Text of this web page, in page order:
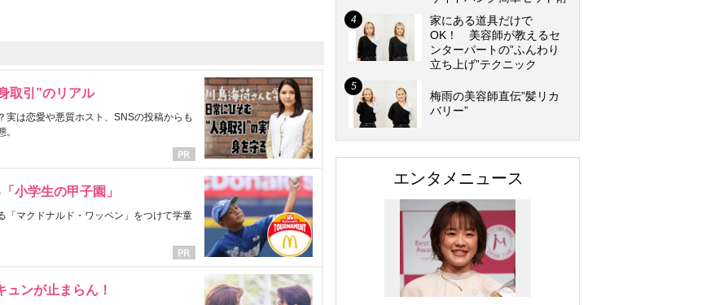
取引”のリアル
実は恋愛や悪質ホスト、SNSの投稿からも
小学生の甲子園」
「マクドナルド・ワッペン」をつけて学童
ンが止まらん！
家にある道具だけで
OK！ 美容師が教えるセ
ンターパートの”ふんわり
立ち上げ”テクニック
梅雨の美容師直伝”髪リカ
バリー”
エンタメニュース